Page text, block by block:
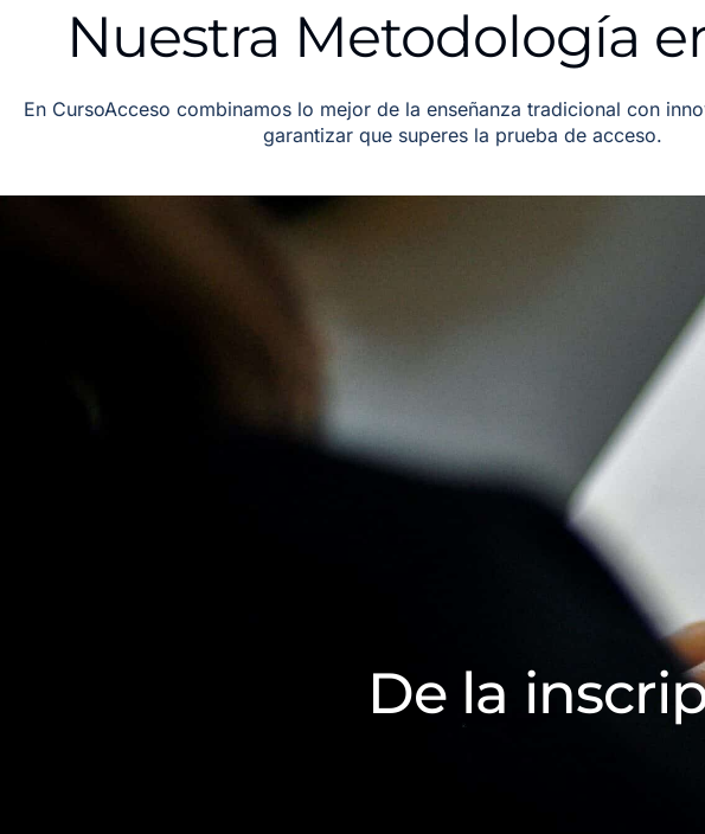
Nuestra Metodología
En CursoAcceso combinamos lo mejor de la enseñanza tradicional con
garantizar que superes la prueba de acceso.
De la